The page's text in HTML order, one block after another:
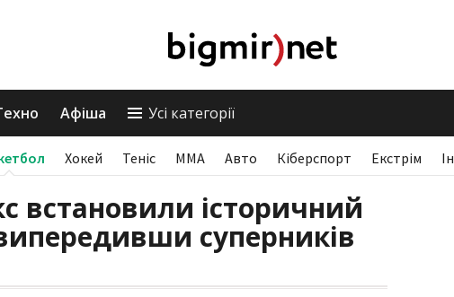
Афіша Усі категорії
Хокей Теніс ММА Авто Кіберспорт Екстрім
встановили історичний
суперників